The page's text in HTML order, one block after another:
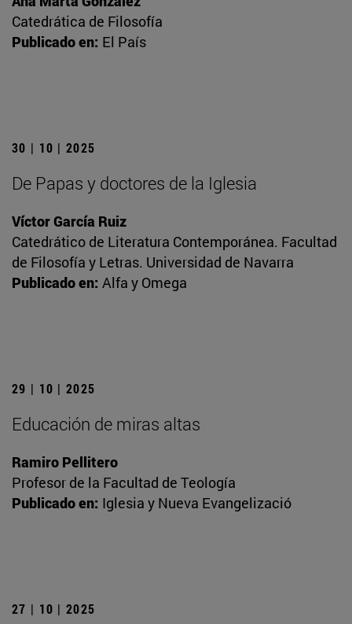
Catedrática de Filosofía
Publicado en: El País
30 | 10 | 2025
De Papas y doctores de la Iglesia
Víctor García Ruiz
Catedrático de Literatura Contemporánea. Facultad
de Filosofía y Letras. Universidad de Navarra
Publicado en: Alfa y Omega
29 | 10 | 2025
Educación de miras altas
Ramiro Pellitero
Profesor de la Facultad de Teología
Publicado en: Iglesia y Nueva Evangelizació
27 | 10 | 2025